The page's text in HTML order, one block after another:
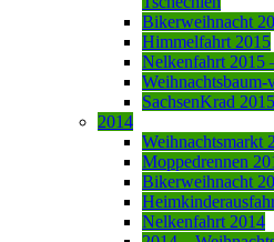
Bikerweihnacht
Himmelfahrt 2015
Nelkenfahrt 2015
SachsenKrad 2015
2014
Weihnachtsmarkt
Moppedrennen
Bikerweihnacht
Nelkenfahrt 2014